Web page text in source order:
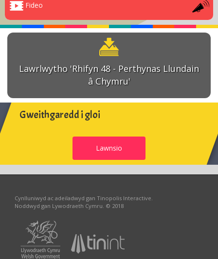
Fideo
Lawrlwytho 'Rhifyn 48 - Perthynas Llundain
â Chymru'
Gweithgaredd i gloi
Lawnsio
Cynlluniwyd ac adeiladwyd gan Tinopolis Interactive.
Noddwyd gan Lywodraeth Cymru. © 2018